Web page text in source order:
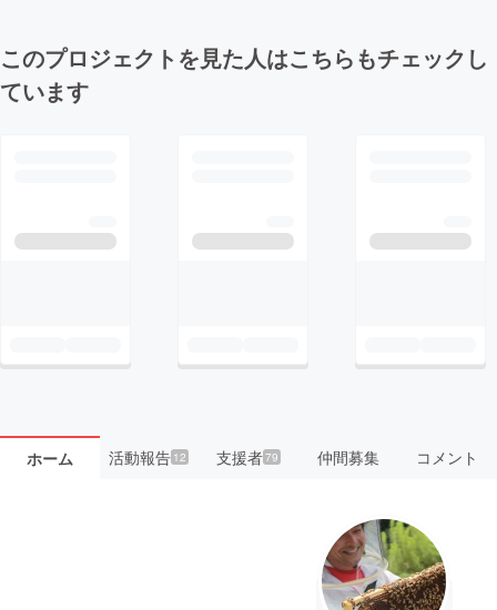
このプロジェクトを見た人はこちらもチェックし
ています
ホーム 活動報告12 支援者79 仲間募集 コメント